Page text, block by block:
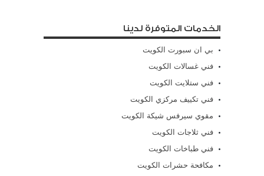
الخدمات المتوفرة لدينا
بي ان سبورت الكويت
فني غسالات الكويت
فني ستلايت الكويت
فني تكييف مركزي الكويت
مقوي سيرفس شيكة الكويت
فني ثلاجات الكويت
فني طباخات الكويت
مكافحة حشرات الكويت